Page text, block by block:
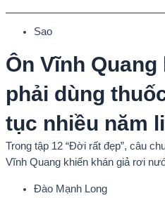
Sao
Ôn Vĩnh
phải dùng
tục nhiều năm
Trong tập 12 “Đời rất đẹp”, câu
Vĩnh Quang khiến khán giả rơi
Đào Mạnh Long